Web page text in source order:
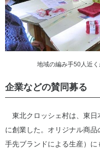
地域の編み手50人近
企業などの賛同募る
東北クロッシェ村は、東日
に創業した。オリジナル商
手先ブランドによる生産）